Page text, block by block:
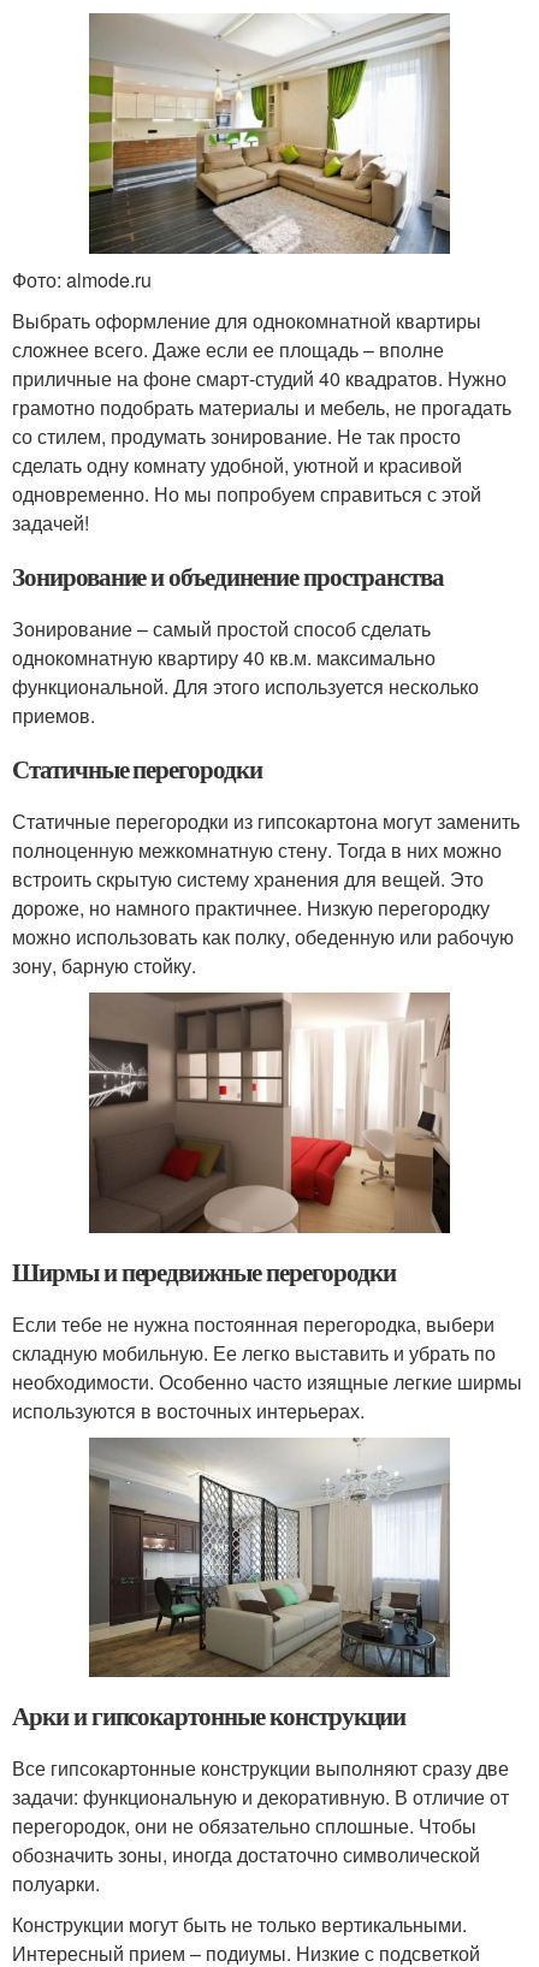
Фото: almode.ru
Выбрать оформление для однокомнатной квартиры
сложнее всего. Даже если ее площадь – вполне
приличные на фоне смарт-студий 40 квадратов. Нужно
грамотно подобрать материалы и мебель, не прогадать
со стилем, продумать зонирование. Не так просто
сделать одну комнату удобной, уютной и красивой
одновременно. Но мы попробуем справиться с этой
задачей!
Зонирование и объединение пространства
Зонирование – самый простой способ сделать
однокомнатную квартиру 40 кв.м. максимально
функциональной. Для этого используется несколько
приемов.
Статичные перегородки
Статичные перегородки из гипсокартона могут заменить
полноценную межкомнатную стену. Тогда в них можно
встроить скрытую систему хранения для вещей. Это
дороже, но намного практичнее. Низкую перегородку
можно использовать как полку, обеденную или рабочую
зону, барную стойку.
Ширмы и передвижные перегородки
Если тебе не нужна постоянная перегородка, выбери
складную мобильную. Ее легко выставить и убрать по
необходимости. Особенно часто изящные легкие ширмы
используются в восточных интерьерах.
Арки и гипсокартонные конструкции
Все гипсокартонные конструкции выполняют сразу две
задачи: функциональную и декоративную. В отличие от
перегородок, они не обязательно сплошные. Чтобы
обозначить зоны, иногда достаточно символической
полуарки.
Конструкции могут быть не только вертикальными.
Интересный прием – подиумы. Низкие с подсветкой